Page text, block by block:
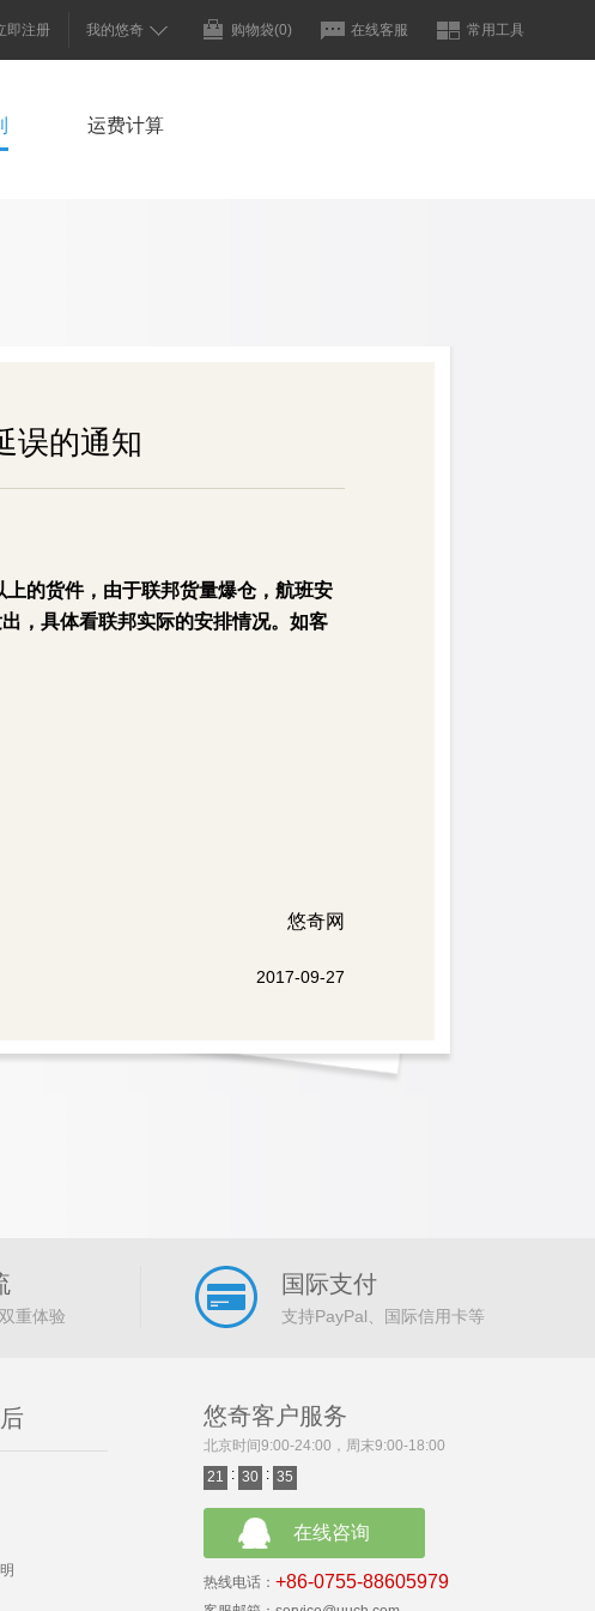
即注册 我的悠奇 购物袋(0) 在线客服 常用工具
运费计算
误的通知
的货件，由于联邦货量爆仓，航班安
，具体看联邦实际的安排情况。如客
悠奇网
2017-09-27
重体验
国际支付
支持PayPal、国际信用卡等
悠奇客户服务
北京时间9:00-24:00，周末9:00-18:00
21 : 30 : 35
在线咨询
热线电话： +86-0755-88605979